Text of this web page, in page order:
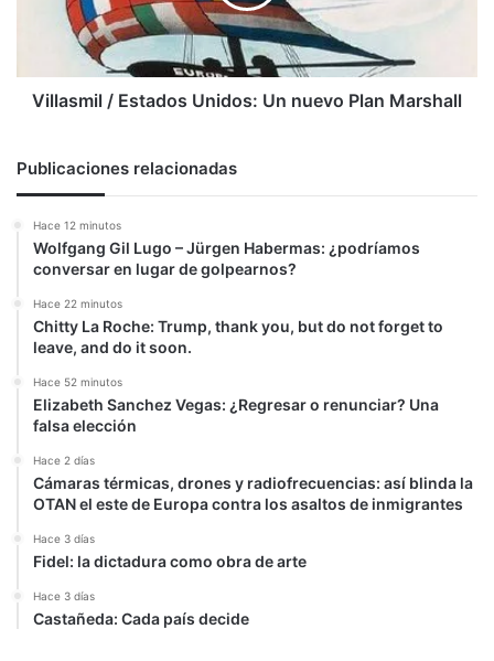
Villasmil / Estados Unidos: Un nuevo Plan Marshall
Publicaciones relacionadas
Hace 12 minutos
Wolfgang Gil Lugo – Jürgen Habermas: ¿podríamos
conversar en lugar de golpearnos?
Hace 22 minutos
Chitty La Roche: Trump, thank you, but do not forget to
leave, and do it soon.
Hace 52 minutos
Elizabeth Sanchez Vegas: ¿Regresar o renunciar? Una
falsa elección
Hace 2 días
Cámaras térmicas, drones y radiofrecuencias: así blinda la
OTAN el este de Europa contra los asaltos de inmigrantes
Hace 3 días
Fidel: la dictadura como obra de arte
Hace 3 días
Castañeda: Cada país decide